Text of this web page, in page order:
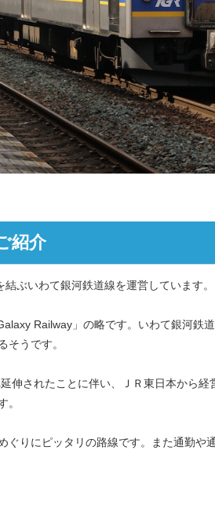
紹介
ぶいわて銀河鉄道線を運営しています。
Railway」の略です。いわて銀河鉄
そうです。
伸されたことに伴い、ＪＲ東日本から
。
ぐりにピッタリの路線です。また通勤や